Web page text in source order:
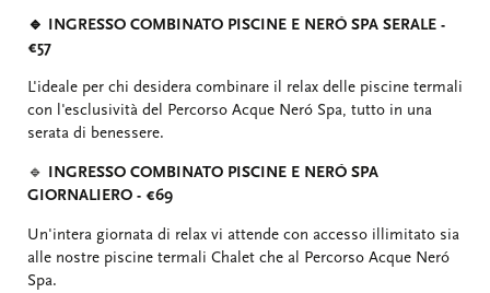
🔹 INGRESSO COMBINATO PISCINE E NERÓ SPA SERALE -
€57
L'ideale per chi desidera combinare il relax delle piscine termali
con l'esclusività del Percorso Acque Neró Spa, tutto in una
serata di benessere.
🔹
INGRESSO COMBINATO PISCINE E NERÓ SPA
GIORNALIERO - €69
Un'intera giornata di relax vi attende con accesso illimitato sia
alle nostre piscine termali Chalet che al Percorso Acque Neró
Spa.